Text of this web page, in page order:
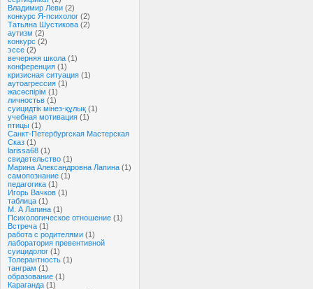
Владимир Леви (2)
конкурс Я-психолог (2)
Татьяна Шустикова (2)
аутизм (2)
конкурс (2)
эссе (2)
вечерняя школа (1)
конференция (1)
кризисная ситуация (1)
аутоагрессия (1)
жасөспірім (1)
личностьв (1)
суицидтік мінез-құлық (1)
учебная мотивация (1)
птицы (1)
Санкт-Петербургская Мастерская
Сказ (1)
larissa68 (1)
свидетельство (1)
Марина Александровна Лапина (1)
самопознание (1)
педагогика (1)
Игорь Вачков (1)
таблица (1)
М. А Лапина (1)
Психологическое отношение (1)
Встреча (1)
работа с родителями (1)
лаборатория превентивной
суицидолог (1)
Толерантность (1)
танграм (1)
образование (1)
Караганда (1)